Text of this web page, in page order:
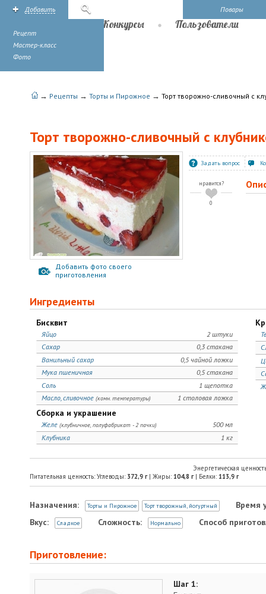
Повары
Добавить
Рецепт
Мастер-класс
Фото
Конкурсы Пользователи
→ Рецепты → Торты и Пирожное → Торт творожно-сливочный с
Торт творожно-сливочный с
Добавить фото своего
приготовления
Задать вопрос
нравится?
0
Ингредиенты
Бисквит
2 штуки
Яйцо
0,3 стакана
Сахар
0,5 чайной ложки
Ванильный сахар
0,5 стакана
Мука пшеничная
1 щепотка
Соль
1 столовая ложка
Масло, сливочное (комн. температуры)
Сборка и украшение
500 мл
Желе (клубничное, полуфабрикат - 2 пачки)
1 кг
Клубника
Энергетическая
Питательная ценность: Углеводы: 372,9 г| Жиры: 104,8 г| Белки: 113,9 г
Назначения: Торты и Пирожное Торт творожный, йогуртный
Время
Вкус:
Сладкое Сложность: Нормально Способ
Приготовление:
Шаг 1: